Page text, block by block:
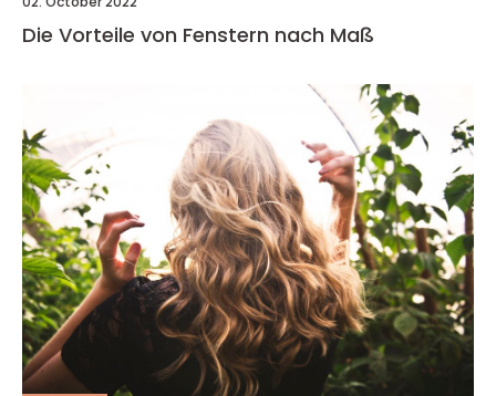
Die Vorteile von Fenstern nach Maß